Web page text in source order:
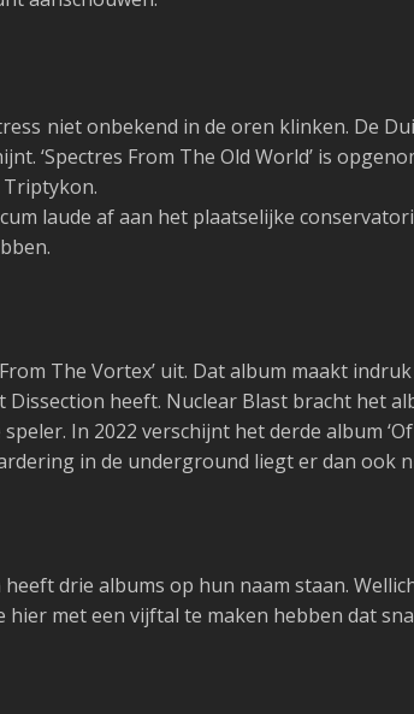
niet onbekend in de oren klinken. De
‘Spectres From The Old World’ is
laude af aan het plaatselijke
The Vortex’ uit. Dat album maakt indruk
heeft. Nuclear Blast bracht het
In 2022 verschijnt het derde album
in de underground liegt er dan ook
drie albums op hun naam staan.
hier met een vijftal te maken hebben dat